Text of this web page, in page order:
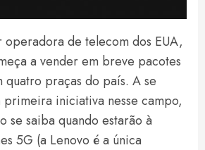
de telecom dos EUA,
a vender em breve pacotes
praças do país. A se
iniciativa nesse campo,
se saiba quando estarão à
5G (a Lenovo é a única